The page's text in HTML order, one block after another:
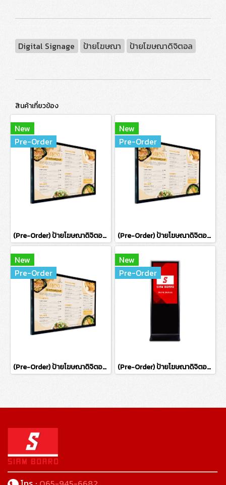
Digital Signage ป้ายโฆษณา ป้ายโฆษณาดิจิตอล
สินค้าเกี่ยวข้อง
New
Pre-Order
(Pre-Order) ป้ายโฆษณาดิจิตอลแบบติดผนัง ขนาด 55 นิ้ว (ไม่รองรับระบบสัมผัส)
New
Pre-Order
(Pre-Order) ป้ายโฆษณาดิจิตอลแบบติดผนัง ขนาด 43 นิ้ว (ไม่รองรับระบบสัมผัส)
New
Pre-Order
(Pre-Order) ป้ายโฆษณาดิจิตอลแบบติดผนัง ขนาด 65 นิ้ว (ไม่รองรับระบบสัมผัส)
New
Pre-Order
(Pre-Order) ป้ายโฆษณาดิจิตอลแบบตั้งพื้น ขนาด 65 นิ้ว (ไม่รองรับระบบสัมผัส)